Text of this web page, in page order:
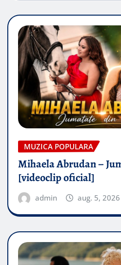
MUZICA POPULARA
Mihaela Abrudan –
[videoclip oficial]
admin aug. 5, 2026